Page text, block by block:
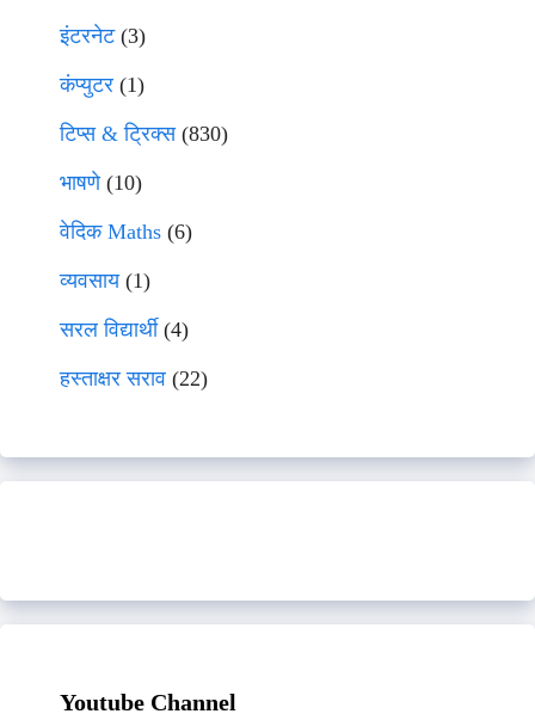
इंटरनेट(3)
कंप्युटर (1)
टिप्स & ट्रिक्स(830)
भाषणे(10)
वेदिक Maths (6)
व्यवसाय(1)
सरल विद्यार्थी(4)
हस्ताक्षर सराव (22)
Youtube Channel